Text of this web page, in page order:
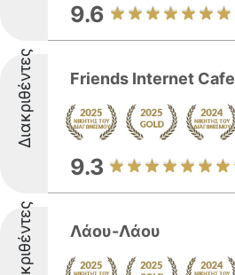
9.6
Διακριθέντες Friends Internet Cafe
9.3
Διακριθέντες Λάου-Λάου